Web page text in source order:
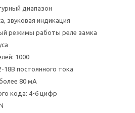
диапазон
звуковая индикация
режимы работы реле замка
1000
18В постоянного тока
80 мА
кода: 4-6 цифр